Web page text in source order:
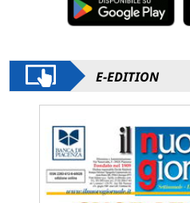
E-EDITION